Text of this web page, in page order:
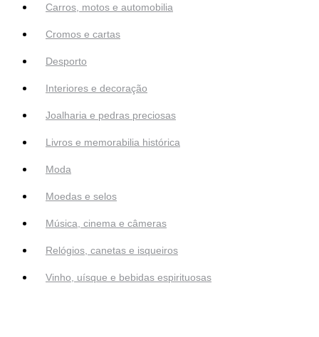
Carros, motos e automobilia
Cromos e cartas
Desporto
Interiores e decoração
Joalharia e pedras preciosas
Livros e memorabilia histórica
Moda
Moedas e selos
Música, cinema e câmeras
Relógios, canetas e isqueiros
Vinho, uísque e bebidas espirituosas